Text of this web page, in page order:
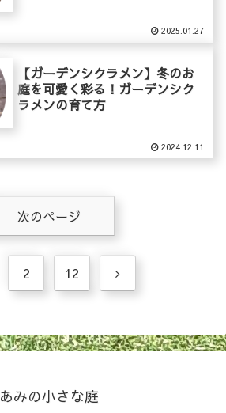
2025.01.27
【ガーデンシクラメン】冬のお
庭を可愛く彩る！ガーデンシク
ラメンの育て方
2024.12.11
次のページ
2 12
次
あみの小さな庭